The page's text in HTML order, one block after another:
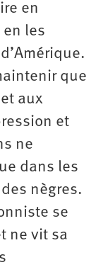
en
les
que
aux
et
ne
dans les
nègres.
se
ne vit sa